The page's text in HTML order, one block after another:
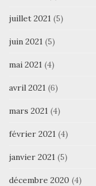
juillet 2021 (5)
juin 2021 (5)
mai 2021 (4)
avril 2021 (6)
mars 2021 (4)
février 2021 (4)
janvier 2021 (5)
décembre 2020 (4)